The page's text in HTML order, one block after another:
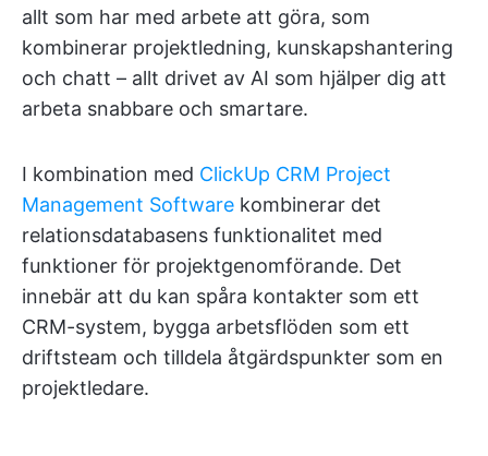
allt som har med arbete att göra, som
kombinerar projektledning, kunskapshantering
och chatt – allt drivet av AI som hjälper dig att
arbeta snabbare och smartare.
I kombination med ClickUp CRM Project
Management Software kombinerar det
relationsdatabasens funktionalitet med
funktioner för projektgenomförande. Det
innebär att du kan spåra kontakter som ett
CRM-system, bygga arbetsflöden som ett
driftsteam och tilldela åtgärdspunkter som en
projektledare.